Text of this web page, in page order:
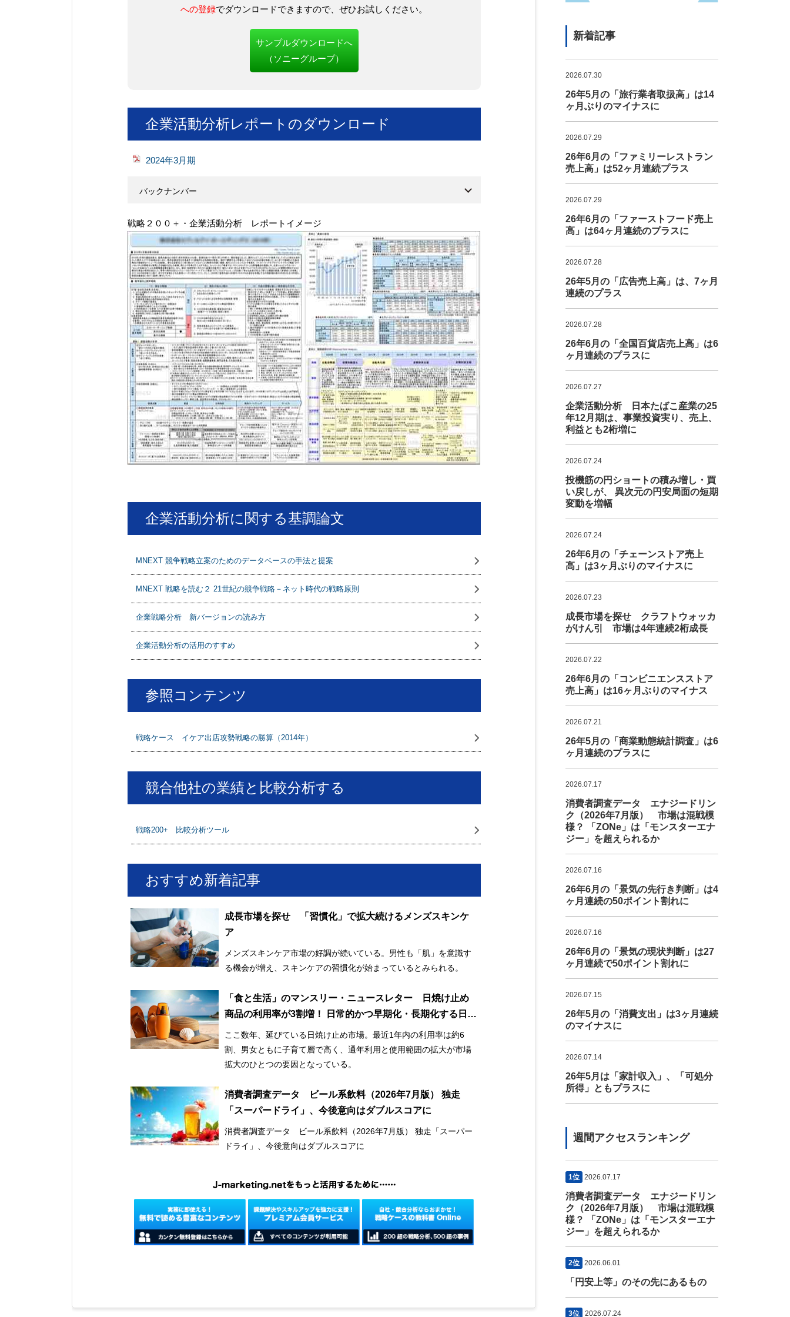
への登録でダウンロードできますので、ぜひお試しください。
サンプルダウンロードへ
（ソニーグループ）
企業活動分析レポートのダウンロード
2024年3月期
バックナンバー
戦略２００＋・企業活動分析 レポートイメージ
企業活動分析に関する基調論文
MNEXT 競争戦略立案のためのデータベースの手法と提案
MNEXT 戦略を読む２ 21世紀の競争戦略－ネット時代の戦略原則
企業戦略分析 新バージョンの読み方
企業活動分析の活用のすすめ
参照コンテンツ
戦略ケース イケア出店攻勢戦略の勝算（2014年）
競合他社の業績と比較分析する
戦略200+ 比較分析ツール
おすすめ新着記事
成長市場を探せ 「習慣化」で拡大続けるメンズスキンケ
ア
メンズスキンケア市場の好調が続いている。男性も「肌」を意識す
る機会が増え、スキンケアの習慣化が始まっているとみられる。
「食と生活」のマンスリー・ニュースレター 日焼け止め
商品の利用率が3割増！ 日常的かつ早期化・長期化する日焼
け止め市場
ここ数年、延びている日焼け止め市場。最近1年内の利用率は約6
割、男女ともに子育て層で高く、通年利用と使用範囲の拡大が市場
拡大のひとつの要因となっている。
消費者調査データ ビール系飲料（2026年7月版） 独走
「スーパードライ」、今後意向はダブルスコアに
消費者調査データ ビール系飲料（2026年7月版） 独走「スーパー
ドライ」、今後意向はダブルスコアに
新着記事
2026.07.30
26年5月の「旅行業者取扱高」は14
ヶ月ぶりのマイナスに
2026.07.29
26年6月の「ファミリーレストラン
売上高」は52ヶ月連続プラス
2026.07.29
26年6月の「ファーストフード売上
高」は64ヶ月連続のプラスに
2026.07.28
26年5月の「広告売上高」は、7ヶ月
連続のプラス
2026.07.28
26年6月の「全国百貨店売上高」は6
ヶ月連続のプラスに
2026.07.27
企業活動分析 日本たばこ産業の25
年12月期は、事業投資実り、売上、
利益とも2桁増に
2026.07.24
投機筋の円ショートの積み増し・買
い戻しが、 異次元の円安局面の短期
変動を増幅
2026.07.24
26年6月の「チェーンストア売上
高」は3ヶ月ぶりのマイナスに
2026.07.23
成長市場を探せ クラフトウォッカ
がけん引 市場は4年連続2桁成長
2026.07.22
26年6月の「コンビニエンスストア
売上高」は16ヶ月ぶりのマイナス
2026.07.21
26年5月の「商業動態統計調査」は6
ヶ月連続のプラスに
2026.07.17
消費者調査データ エナジードリン
ク（2026年7月版） 市場は混戦模
様？ 「ZONe」は「モンスターエナ
ジー」を超えられるか
2026.07.16
26年6月の「景気の先行き判断」は4
ヶ月連続の50ポイント割れに
2026.07.16
26年6月の「景気の現状判断」は27
ヶ月連続で50ポイント割れに
2026.07.15
26年5月の「消費支出」は3ヶ月連続
のマイナスに
2026.07.14
26年5月は「家計収入」、「可処分
所得」ともプラスに
週間アクセスランキング
1位 2026.07.17
消費者調査データ エナジードリン
ク（2026年7月版） 市場は混戦模
様？ 「ZONe」は「モンスターエナ
ジー」を超えられるか
2位 2026.06.01
「円安上等」のその先にあるもの
3位 2026.07.24